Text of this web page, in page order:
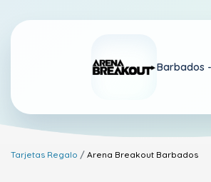
Barbados -
Tarjetas Regalo Arena Breakout Barbados